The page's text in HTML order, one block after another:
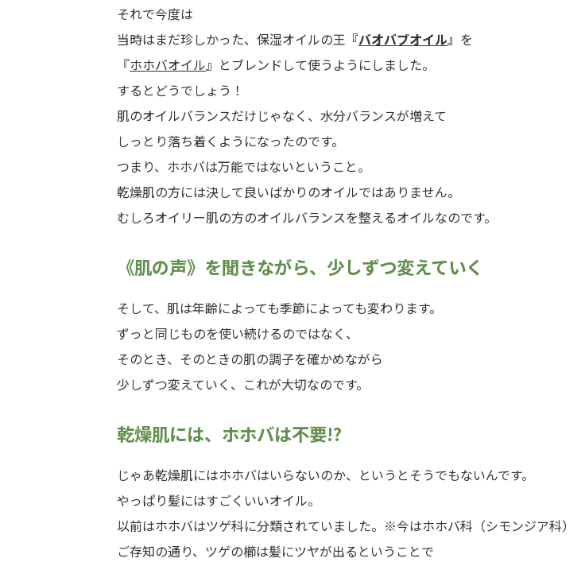
それで今度は
当時はまだ珍しかった、保湿オイルの王 『バオバブオイル』 を
『ホホバオイル』とブレンドして使うようにしました。
するとどうでしょう！
肌のオイルバランスだけじゃなく、水分バランスが増えて
しっとり落ち着くようになったのです。
つまり、ホホバは万能ではないということ。
乾燥肌の方には決して良いばかりのオイルではありません。
むしろオイリー肌の方のオイルバランスを整えるオイルなのです。
《肌の声》を聞きながら、少しずつ変えていく
そして、肌は年齢によっても季節によっても変わります。
ずっと同じものを使い続けるのではなく、
そのとき、そのときの肌の調子を確かめながら
少しずつ変えていく、これが大切なのです。
乾燥肌には、ホホバは不要!?
じゃあ乾燥肌にはホホバはいらないのか、というとそうでもないんです。
やっぱり髪にはすごくいいオイル。
以前はホホバはツゲ科に分類されていました。※今はホホバ科（シモンジア科）
ご存知の通り、ツゲの櫛は髪にツヤが出るということで